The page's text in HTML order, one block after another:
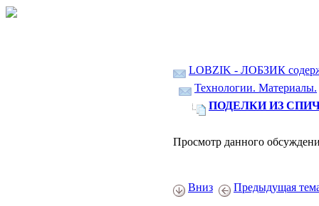
LOBZIK - ЛОБЗИК
Технологии. Материалы.
ПОДЕЛКИ ИЗ
Просмотр данного
Вниз Предыдущая